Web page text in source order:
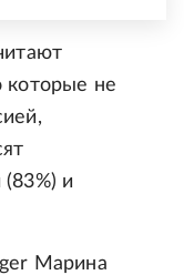
не
и
Марина